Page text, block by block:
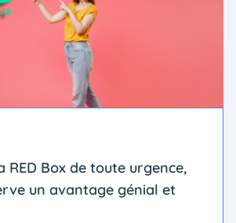
RED Box de toute urgence,
un avantage génial et